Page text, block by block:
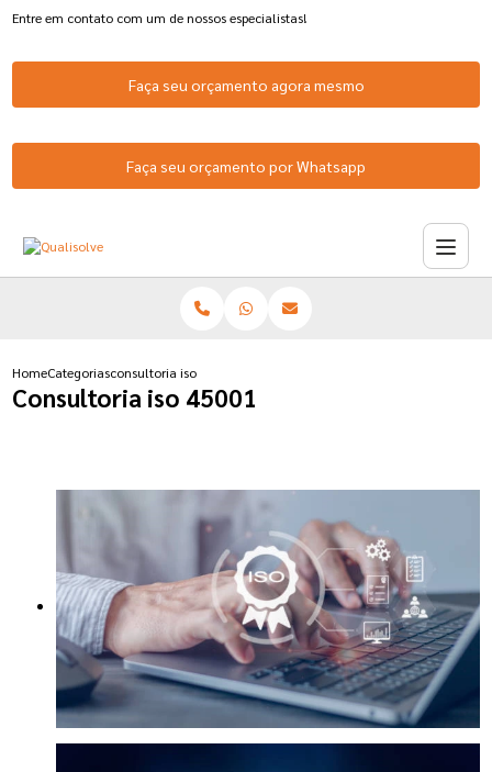
Entre em contato com um de nossos especialistas!
Faça seu orçamento agora mesmo
Faça seu orçamento por Whatsapp
HomeCategoriasconsultoria iso 45001
Consultoria iso 45001